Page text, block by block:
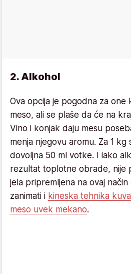
2. Alkohol
Ova opcija je pogodna za one
meso, ali se plaše da će na
Vino i konjak daju mesu
menja njegovu aromu. Za 1 kg
dovoljna 50 ml votke. I iako
rezultat toplotne obrade, nije
jela pripremljena na ovaj
zanimati i kineska tehnika
meso uvek mekano.